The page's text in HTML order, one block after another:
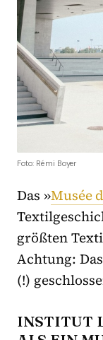
Foto: Rémi Boyer
Das »Musée
größten
Achtung:
(!)
INSTITUT